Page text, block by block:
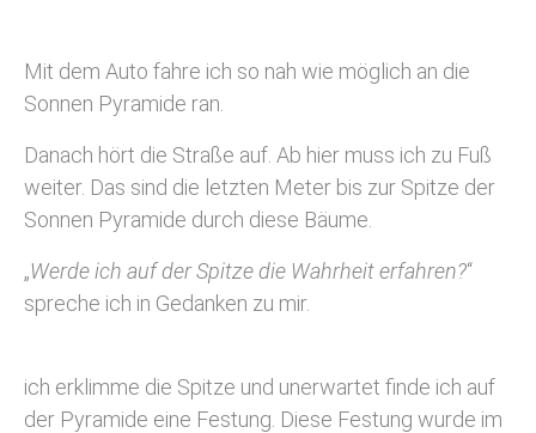
Mit dem Auto fahre ich so nah wie möglich an die
Sonnen Pyramide ran.
Danach hört die Straße auf. Ab hier muss ich zu Fuß
weiter. Das sind die letzten Meter bis zur Spitze der
Sonnen Pyramide durch diese Bäume.
„Werde ich auf der Spitze die Wahrheit erfahren?“
spreche ich in Gedanken zu mir.
ich erklimme die Spitze und unerwartet finde ich auf
der Pyramide eine Festung. Diese Festung wurde im